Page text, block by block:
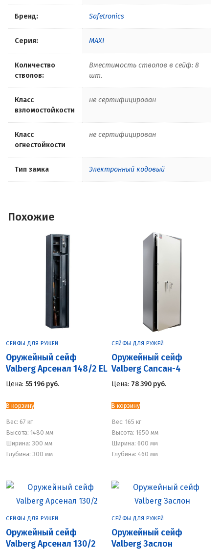
Бренд: Safetronics
Серия: MAXI
Количество
стволов:
Вместимость стволов в сейф: 8
шт.
Класс
взломостойкости
не сертифицирован
Класс
огнестойкости
не сертифицирован
Тип замка Электронный кодовый
Похожие
СЕЙФЫ ДЛЯ РУЖЕЙ
Оружейный сейф
Valberg Арсенал 148/2 EL
Цена: 55 196 руб.
В корзину
Вес: 67 кг
Высота: 1480 мм
Ширина: 300 мм
Глубина: 300 мм
СЕЙФЫ ДЛЯ РУЖЕЙ
Оружейный сейф
Valberg Сапсан-4
Цена: 78 390 руб.
В корзину
Вес: 165 кг
Высота: 1650 мм
Ширина: 600 мм
Глубина: 460 мм
СЕЙФЫ ДЛЯ РУЖЕЙ
Оружейный сейф
Valberg Арсенал 130/2
СЕЙФЫ ДЛЯ РУЖЕЙ
Оружейный сейф
Valberg Заслон